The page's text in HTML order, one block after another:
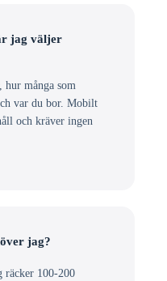
jag väljer
många som
var du bor. Mobilt
och kräver ingen
jag?
räcker 100-200